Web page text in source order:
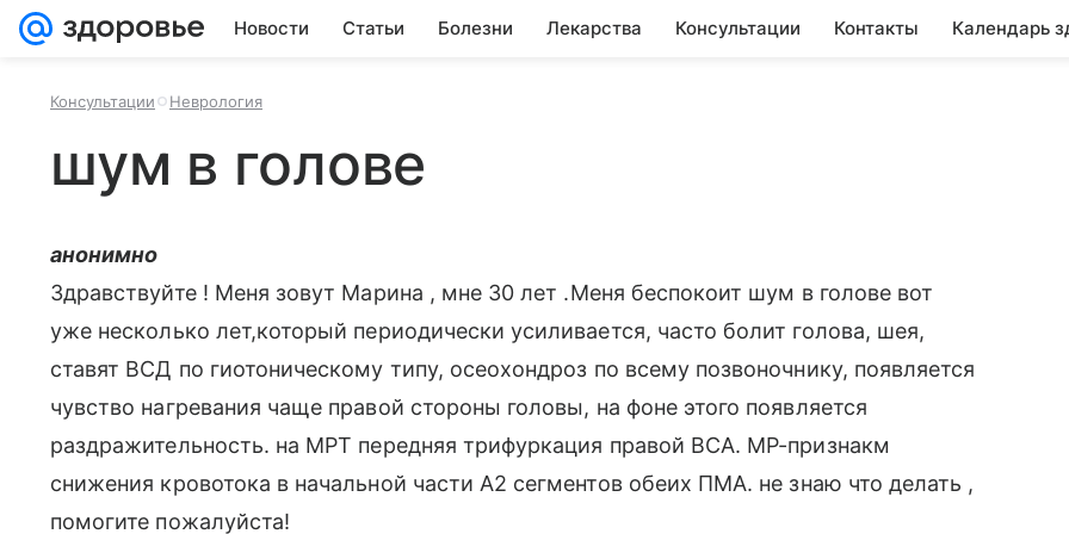
Новости Статьи Болезни Лекарства Консультации Контакты Календарь
Консультации Неврология
шум в голове
анонимно
Здравствуйте ! Меня зовут Марина , мне 30 лет .Меня беспокоит шум в голове вот
уже несколько лет,который периодически усиливается, часто болит голова, шея,
ставят ВСД по гиотоническому типу, осеохондроз по всему позвоночнику, появляется
чувство нагревания чаще правой стороны головы, на фоне этого появляется
раздражительность. на МРТ передняя трифуркация правой ВСА. МР-признакм
снижения кровотока в начальной части А2 сегментов обеих ПМА. не знаю что делать ,
помогите пожалуйста!